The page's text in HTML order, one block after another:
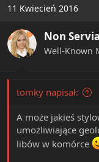
t
o
n
s
11 Kwiecień 2016
Non
Well-Known
tomky napisał:
A może jakieś
umożliwiające
libów w komórce